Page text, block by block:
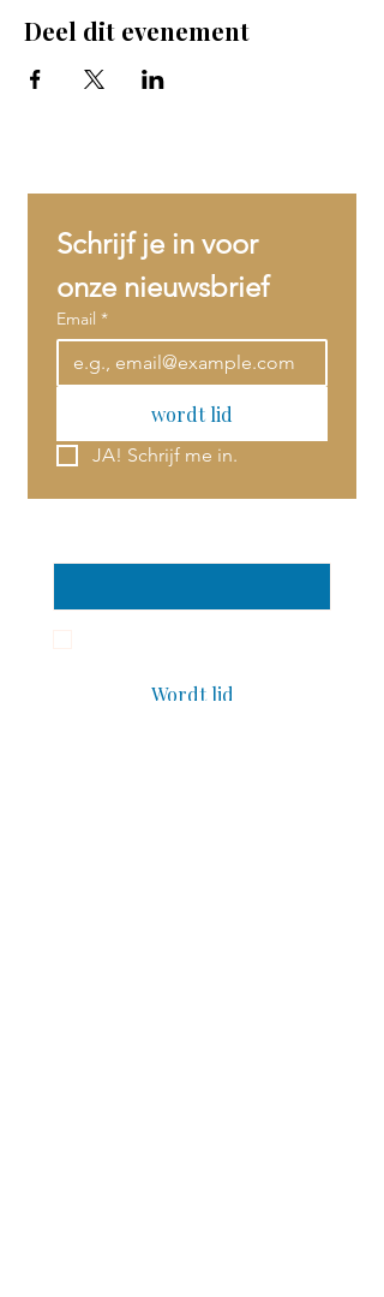
Deel dit evenement
Schrijf je in voor
onze nieuwsbrief
Email *
wordt lid
JA! Schrijf me in.
Wordt lid